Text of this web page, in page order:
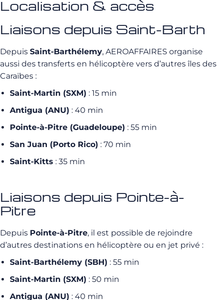
Localisation & accès
Liaisons depuis Saint-Barth
Depuis Saint-Barthélemy, AEROAFFAIRES organise
aussi des transferts en hélicoptère vers d’autres îles des
Caraïbes :
Saint-Martin (SXM) : 15 min
Antigua (ANU) : 40 min
Pointe-à-Pitre (Guadeloupe) : 55 min
San Juan (Porto Rico) : 70 min
Saint-Kitts : 35 min
Liaisons depuis Pointe-à-
Pitre
Depuis Pointe-à-Pitre, il est possible de rejoindre
d’autres destinations en hélicoptère ou en jet privé :
Saint-Barthélemy (SBH) : 55 min
Saint-Martin (SXM) : 50 min
Antigua (ANU) : 40 min